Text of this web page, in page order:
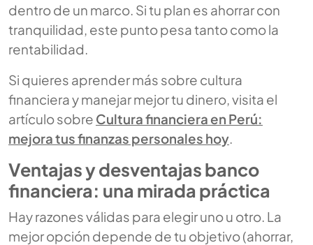
dentro de un marco. Si tu plan es ahorrar con
tranquilidad, este punto pesa tanto como la
rentabilidad.
Si quieres aprender más sobre cultura
financiera y manejar mejor tu dinero, visita el
artículo sobre Cultura financiera en Perú:
mejora tus finanzas personales hoy
Ventajas y desventajas banco
financiera: una mirada práctica
Hay razones válidas para elegir uno u otro. La
mejor opción depende de tu objetivo (ahorrar,